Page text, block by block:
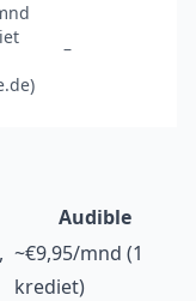
–
Audible
~€9,95/mnd (1
krediet)